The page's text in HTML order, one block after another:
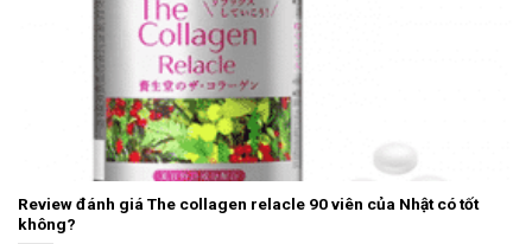
Review đánh giá The collagen relacle 90 viên của Nhật có tốt
không?